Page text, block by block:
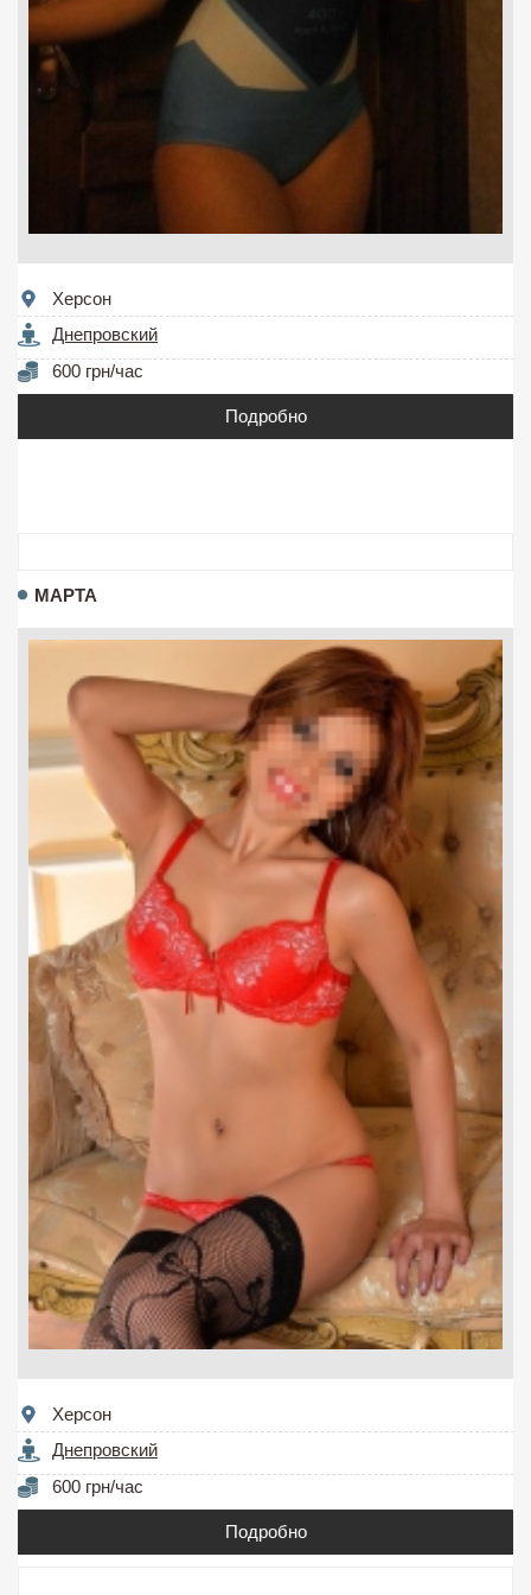
Херсон
Днепровский
600 грн/час
Подробно
МАРТА
Херсон
Днепровский
600 грн/час
Подробно